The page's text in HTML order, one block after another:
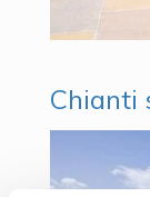
Chianti